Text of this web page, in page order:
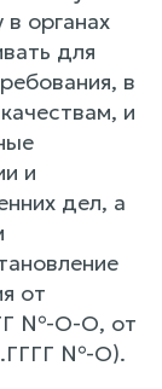
органах
для
в
и
и
дел, а
от
№-О-О, от
№-О).